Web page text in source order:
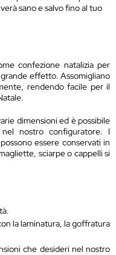
sano e salvo fino al tuo
confezione natalizia per
effetto. Assomigliano
rendendo facile per il
dimensioni ed è possibile
nel nostro configuratore. I
essere conservati in
sciarpe o cappelli si
la laminatura, la goffratura
che desideri nel nostro